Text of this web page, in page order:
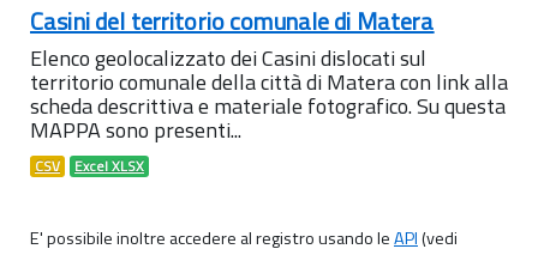
Casini del territorio comunale di Matera
Elenco geolocalizzato dei Casini dislocati sul
territorio comunale della città di Matera con link alla
scheda descrittiva e materiale fotografico. Su questa
MAPPA sono presenti...
CSV Excel XLSX
E' possibile inoltre accedere al registro usando leAPI(vedi